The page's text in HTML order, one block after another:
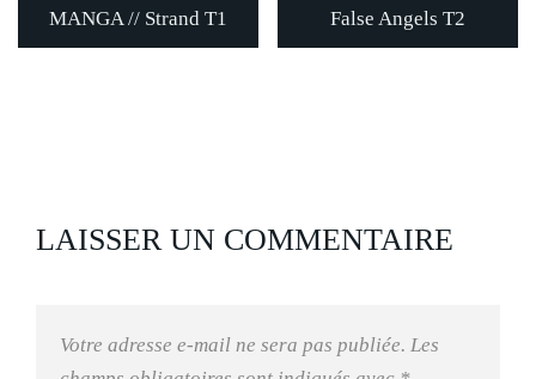
MANGA // Strand T1
False Angels T2
LAISSER UN COMMENTAIRE
Votre adresse e-mail ne sera pas publiée. Les